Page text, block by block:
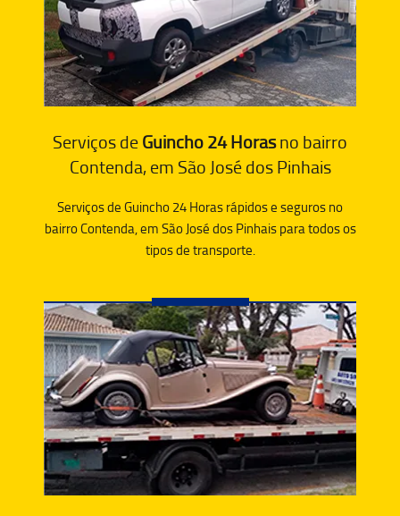
Serviços deGuincho 24 Horasno bairro
Contenda, em São José dos Pinhais
Serviços de Guincho 24 Horas rápidos e seguros no
bairro Contenda, em São José dos Pinhais para todos os
tipos de transporte.